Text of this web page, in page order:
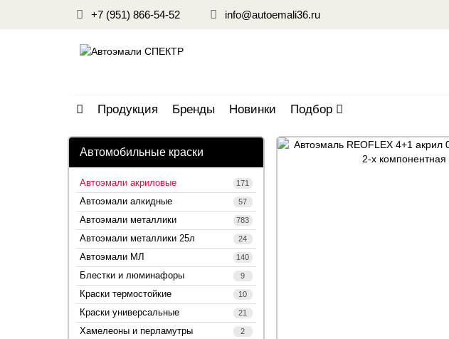
+7 (951) 866-54-52 info@autoemali36.ru
Продукция Бренды Новинки Подбор
Автомобильные краски
Автоэмали акриловые 171
Автоэмали алкидные 57
Автоэмали металлики 783
Автоэмали металлики 25л 24
Автоэмали МЛ 140
Блестки и люминафоры 9
Краски термостойкие 10
Краски универсальные 21
Хамелеоны и перламутры 2